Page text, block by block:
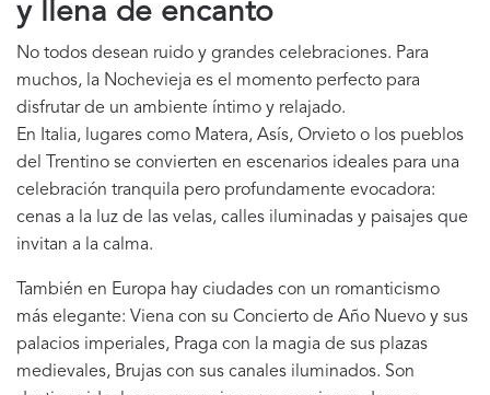
y llena de encanto
No todos desean ruido y grandes celebraciones. Para
muchos, la Nochevieja es el momento perfecto para
disfrutar de un ambiente íntimo y relajado.
En Italia, lugares como Matera, Asís, Orvieto o los pueblos
del Trentino se convierten en escenarios ideales para una
celebración tranquila pero profundamente evocadora:
cenas a la luz de las velas, calles iluminadas y paisajes que
invitan a la calma.
También en Europa hay ciudades con un romanticismo
más elegante: Viena con su Concierto de Año Nuevo y sus
palacios imperiales, Praga con la magia de sus plazas
medievales, Brujas con sus canales iluminados. Son